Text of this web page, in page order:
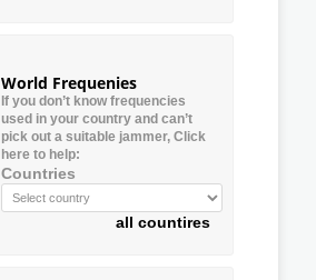
World Frequenies
If you don’t know frequencies
used in your country and can’t
pick out a suitable jammer, Click
here to help:
Countries
all countires